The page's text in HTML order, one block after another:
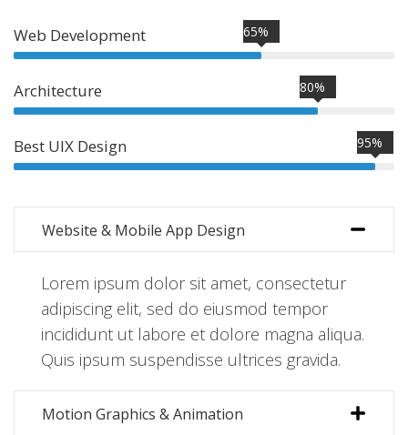
Web Development 65%
Architecture 80%
Best UIX Design 95%
Website & Mobile App Design
Lorem ipsum dolor sit amet, consectetur
adipiscing elit, sed do eiusmod tempor
incididunt ut labore et dolore magna aliqua.
Quis ipsum suspendisse ultrices gravida.
Motion Graphics & Animation